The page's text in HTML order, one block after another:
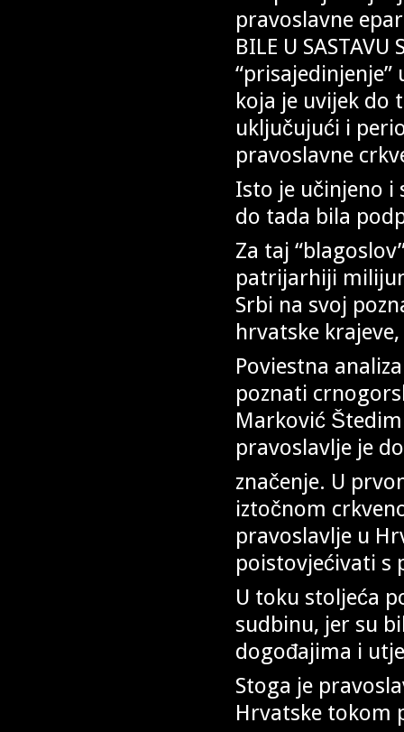
pravoslavne
BILE U SASTAVU
koja je uvijek do
uključujući i
pravoslavne
Isto je učinjeno i
do tada bila
Za taj
patrijarhiji
Srbi na svoj
hrvatske
Poviestna
poznati
Marković
pravoslavlje
značenje. U
iztočnom
pravoslavlje u
poistovjećivati s
U toku stoljeća
sudbinu, jer su
dogođajima i
Stoga je
Hrvatske tokom